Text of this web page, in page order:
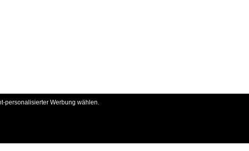
personalisierter Werbung wählen.